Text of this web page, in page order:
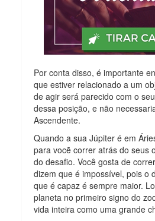
Por conta disso, é importante
que estiver relacionado a um
de agir será parecido com o
dessa posição, e não
Ascendente.
Quando a sua Júpiter é em
para vocẽ correr atrás do seus
do desafio. Você gosta de
dizem que é impossível, pois o
que é capaz é sempre maior.
planeta no primeiro signo do
vida inteira como uma grande